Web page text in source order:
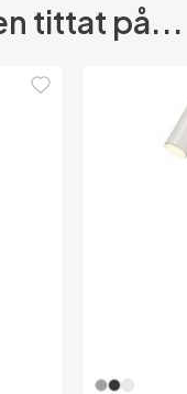
tittat på...